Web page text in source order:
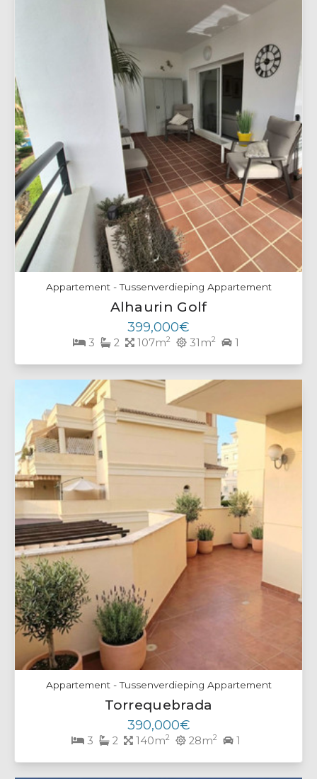
Appartement - Tussenverdieping Appartement
Alhaurin Golf
399,000€
3 2 107m2 31m2 1
Appartement - Tussenverdieping Appartement
Torrequebrada
390,000€
3 2 140m2 28m2 1